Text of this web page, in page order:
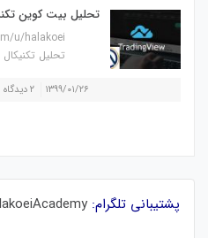
تحلیل بیت کوین تکنیکال 26
تحلیل تکنیکال 26 فروردین سلام...
۱۳۹۹/۰۱/۲۶ ۲ دیدگاه
پشتیبانی تلگرام: